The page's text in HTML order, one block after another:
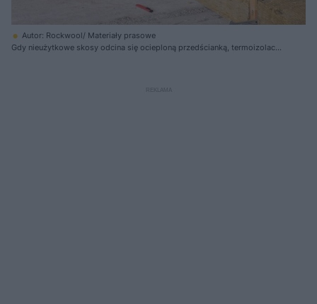
Autor: Rockwool/ Materiały prasowe
Gdy nieużytkowe skosy odcina się ocieploną przedścianką, termoizolację